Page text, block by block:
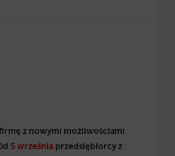
z nowymi możliwościami
5 września przedsiębiorcy z